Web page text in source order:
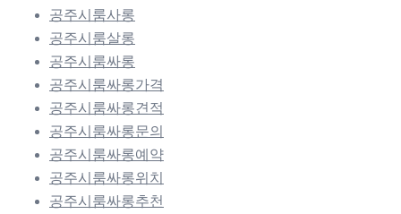
공주시룸사롱
공주시룸살롱
공주시룸싸롱
공주시룸싸롱가격
공주시룸싸롱견적
공주시룸싸롱문의
공주시룸싸롱예약
공주시룸싸롱위치
공주시룸싸롱추천